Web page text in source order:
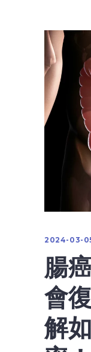
2024-03-
腸
會
解